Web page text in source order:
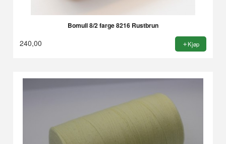
Bomull 8/2 farge 8216 Rustbrun
240,00 Kjøp